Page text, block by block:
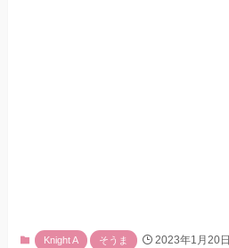
Knight A そうま 2023年1月20日